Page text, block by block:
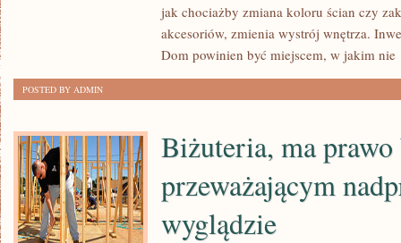
ZBUDOWANIE
SWOJEGO
MOGĄ
SPODZIEWAĆ
SIĘ
jak chociażby zmiana koloru ścian czy
akcesoriów, zmienia wystrój wnętrza.
Dom powinien być miejscem, w jakim nie
POSTED BY ADMIN
Biżuteria, ma
przeważającym
wyglądzie